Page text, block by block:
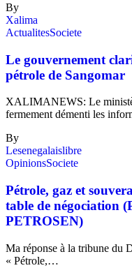
By
Xalima
ActualitesSociete
Le gouvernement
pétrole de Sangomar
XALIMANEWS: Le
fermement démenti les
By
Lesenegalaislibre
OpinionsSociete
Pétrole, gaz et
table de négociation
PETROSEN)
Ma réponse à la tribune du
« Pétrole,…